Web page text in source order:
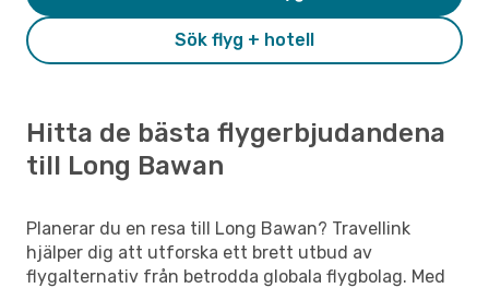
Sök flyg + hotell
Hitta de bästa flygerbjudandena
till Long Bawan
Planerar du en resa till Long Bawan? Travellink
hjälper dig att utforska ett brett utbud av
flygalternativ från betrodda globala flygbolag. Med